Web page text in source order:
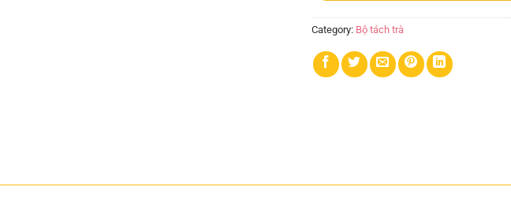
Category: Bộ tách trà